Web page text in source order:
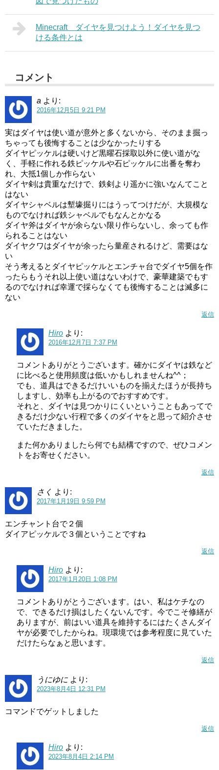
Minecraft ダイヤを見つけよう！ダイヤを見つ
ける条件とは
コメント
a より:
2016年12月5日 9:21 PM
実はダイヤは使い道が意外と多くないから、そのまま掘っ
ちゃっても後悔することは少なかったりする
ダイヤピッケルは硬いけど黒曜石採取以外に使い道がな
く、手軽に作れる鉄ピッケルや石ピッケルに出番を奪わ
れ、大抵1個しか作らない
ダイヤ剣は貴重なだけで、鉄剣より遥かに強いなんてこと
はない
ダイヤシャベルは塹壕掘りにはうってつけだが、大規模な
ものでなければ鉄シャベルでもなんとかなる
ダイヤ斧はダイヤが余らない限り作らないし、余っても作
られることはない
ダイヤクワはダイヤが余ったら量産されるけど、需要はな
い
そう考えるとダイヤピッケルとエンチャ台でダイヤ5個を作
ったらもうそれ以上使い道はないわけで、豪華建築でもす
るのでなければ幸運で採らなくても後悔することは滅多に
ない
返信
Hiro より:
2016年12月7日 7:37 PM
コメントありがとうございます。確かにダイヤは鉄など
に比べると使用頻度は低いかもしれませんね^^；
でも、道具はできるだけいいものを揃えたほうが長持ち
しますし、効率も上がるのでおすすめです。
それと、ダイヤは見つかりにくいということもあってで
きるだけ少ない行程で多くのダイヤをと思って紹介させ
ていただきました。
また何かありましたら何でも結構ですので、ぜひコメン
トをお寄せください。
返信
さく より:
2017年1月19日 9:59 PM
エンチャント台で２個
ダイアピッケルで３個ということですね
返信
Hiro より:
2017年1月20日 1:08 PM
コメントありがとうございます。はい、私はケチなの
で、できるだけ損はしたくないんです。今でこそ修繕が
ありますが、前はいい道具を維持するにはたくさんダイ
ヤが必要でしたからね。現環境では参考程度に見ていた
だけたらなぁと思います。
返信
うにゆに より:
2023年8月4日 12:31 PM
コマンドでゲットしました
返信
Hiro より:
2023年8月4日 2:14 PM